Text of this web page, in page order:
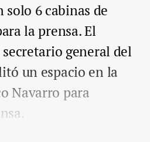
6 cabinas de
la prensa. El
general del
un espacio en la
Navarro para